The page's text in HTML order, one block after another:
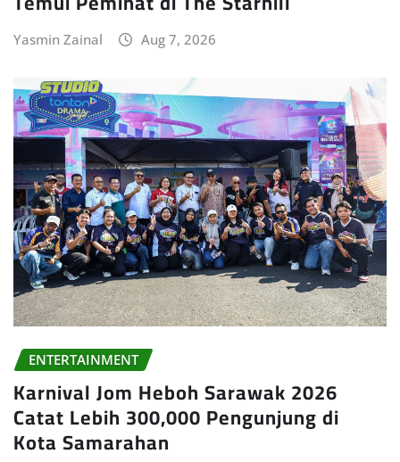
Yasmin Zainal Aug 7, 2026
ENTERTAINMENT
Karnival Jom Heboh Sarawak 2026
Catat Lebih 300,000 Pengunjung di
Kota Samarahan